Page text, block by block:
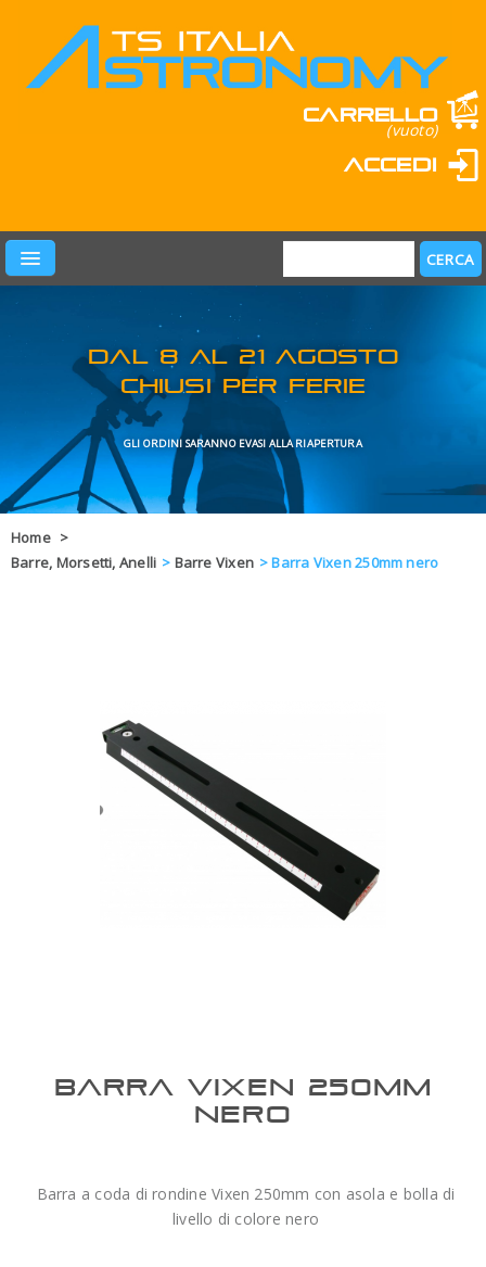
Carrello
(vuoto)
Accedi
PRODOTTI
LEARN & FUN
MARCHI
OFFERTE
Home >
Barre, Morsetti, Anelli > Barre Vixen >Barra Vixen 250mm nero
BARRA VIXEN 250MM
NERO
Barra a coda di rondine Vixen 250mm con asola e bolla di
livello di colore nero